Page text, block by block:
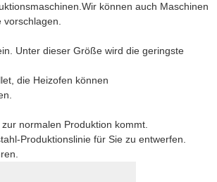
können auch Maschinen
vorschlagen.
Unter dieser Größe wird die geringste
die Heizofen können
normalen Produktion kommt.
Produktionslinie für Sie zu entwerfen.